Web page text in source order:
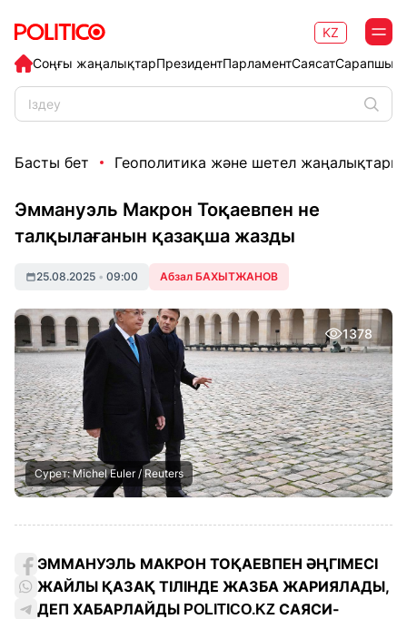
Соңғы жаңалықтарПрезидентПарламентСаясат
KZ
Басты бет Геополитика және шетел жаңалықтары
Эммануэль Макрон Тоқаевпен не
талқылағанын қазақша жазды
25.08.2025 • 09:00 Абзал БАХЫТЖАНОВ
1378
Сурет: Michel Euler / Reuters
ЭММАНУЭЛЬ МАКРОН ТОҚАЕВПЕН ӘҢГІМЕСІ
ЖАЙЛЫ ҚАЗАҚ ТІЛІНДЕ ЖАЗБА ЖАРИЯЛАДЫ,
ДЕП ХАБАРЛАЙДЫ POLITICO.KZ САЯСИ-